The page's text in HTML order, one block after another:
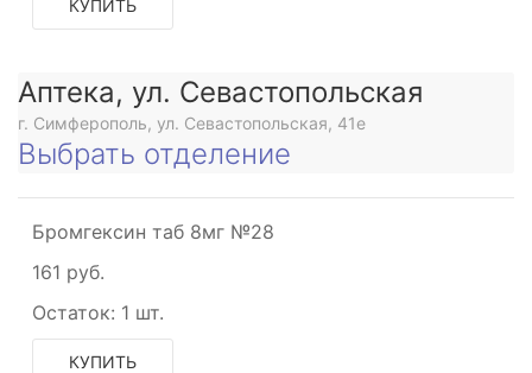
КУПИТЬ
Аптека, ул. Севастопольская
г. Симферополь, ул. Севастопольская, 41е
Выбрать отделение
Бромгексин таб 8мг №28
161 руб.
Остаток: 1 шт.
КУПИТЬ